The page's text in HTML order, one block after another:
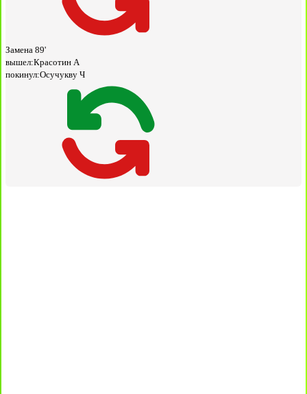
Замена 89'
вышел:Красотин А
покинул:Осучукву Ч